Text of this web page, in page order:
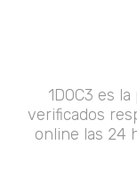
1DOC3 es
verificados
online las 24